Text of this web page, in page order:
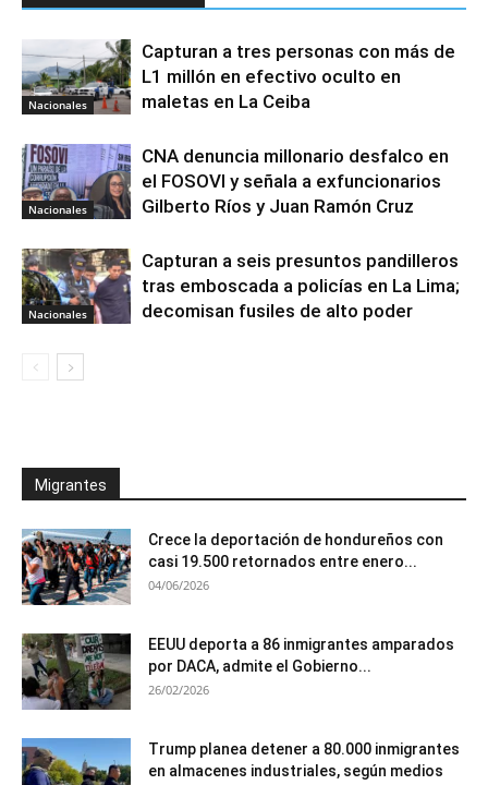
Nacionales
Capturan a tres personas con más de
L1 millón en efectivo oculto en
maletas en La Ceiba
Nacionales
CNA denuncia millonario desfalco en
el FOSOVI y señala a exfuncionarios
Gilberto Ríos y Juan Ramón Cruz
Nacionales
Capturan a seis presuntos pandilleros
tras emboscada a policías en La Lima;
decomisan fusiles de alto poder
Migrantes
Crece la deportación de hondureños con
casi 19.500 retornados entre enero...
04/06/2026
EEUU deporta a 86 inmigrantes amparados
por DACA, admite el Gobierno...
26/02/2026
Trump planea detener a 80.000 inmigrantes
en almacenes industriales, según medios